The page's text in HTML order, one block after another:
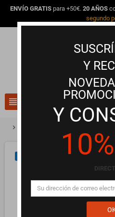
ENVÍO GRATIS para +50€. 20 AÑOS
segundo
view_headline
chevron_right
Y
Y
10%